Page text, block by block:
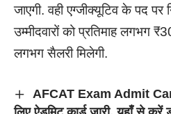
जाएगी. वही एग्जीक्यूटिव के पद
उम्मीदवारों को प्रतिमाह
लगभग सैलरी मिलेगी.
AFCAT Exam Admit